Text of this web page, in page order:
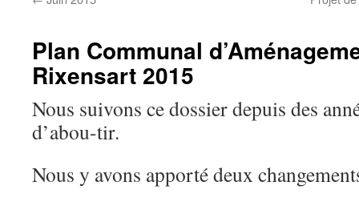
Plan Communal
Rixensart 2015
Nous suivons ce dossier depuis des
d’abou-tir.
Nous y avons apporté deux